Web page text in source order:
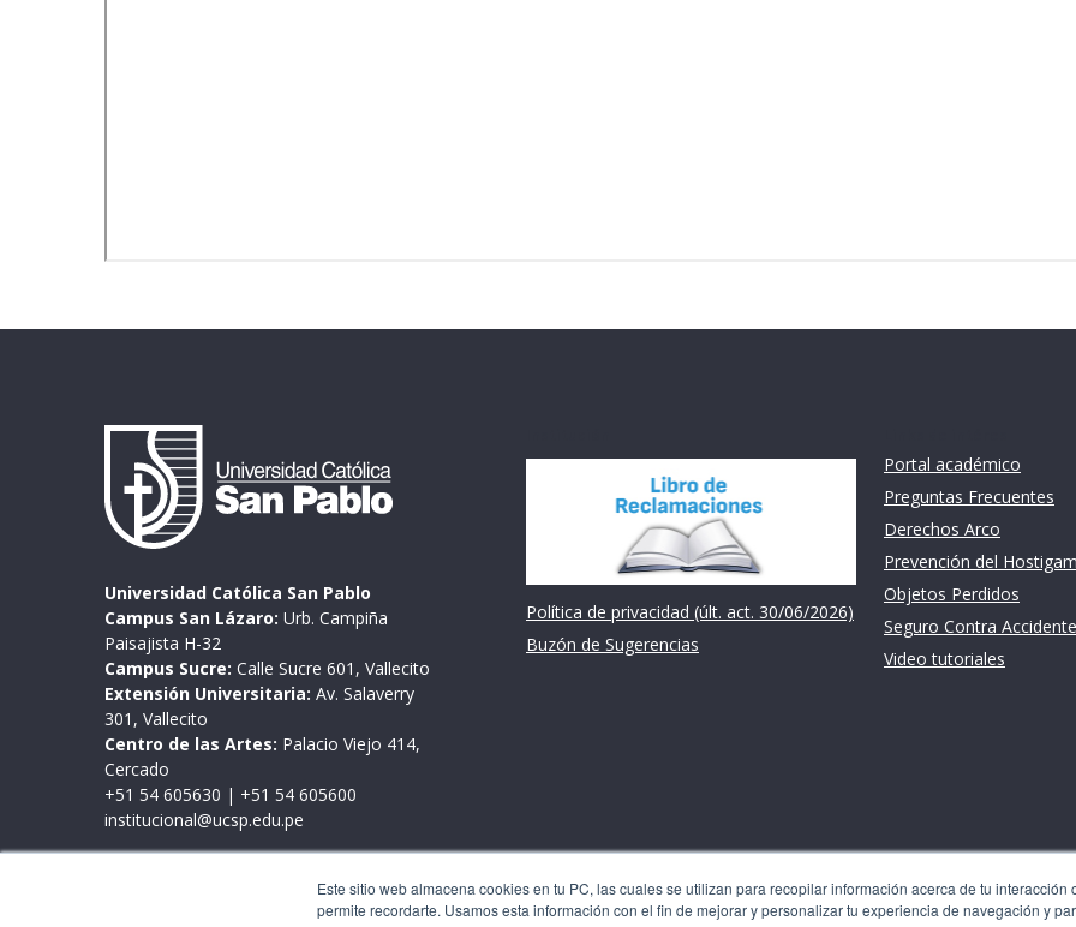
Este sitio web almacena cookies en tu PC, las cuales se utilizan para recopilar información acerca de tu interacción
permite recordarte. Usamos esta información con el fin de mejorar y personalizar tu experiencia de navegación y
Universidad Católica San Pablo
Campus San Lázaro: Urb. Campiña
Paisajista H-32
Campus Sucre: Calle Sucre 601, Vallecito
Extensión Universitaria: Av. Salaverry
301, Vallecito
Centro de las Artes: Palacio Viejo 414,
Cercado
+51 54 605630 | +51 54 605600
institucional@ucsp.edu.pe
Lunes a viernes de 9:00 a 17:00 horas
Política de privacidad (últ. act. 30/06/2026)
Buzón de Sugerencias
Portal académico
Preguntas Frecuentes
Derechos Arco
Prevención del
Objetos Perdidos
Seguro Contra
Video tutoriales
Este sitio web almacena cookies en tu PC, las cuales se utilizan para recopilar información acerca de tu